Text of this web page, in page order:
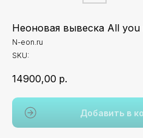
Неоновая вывеска All you
N-eon.ru
SKU:
14900,00 р.
Добавить в